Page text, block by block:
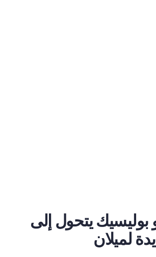
بوليسيك يتحول إلى
لميلان